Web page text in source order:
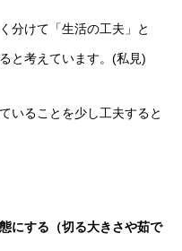
分けて「生活の工夫」と
と考えています。(私見)
いることを少し工夫すると
にする（切る大きさや茹で